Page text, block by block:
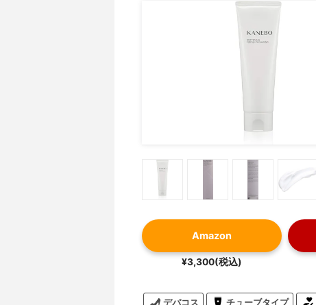
Amazon
¥3,300(税込)
デパコス チューブタイプ